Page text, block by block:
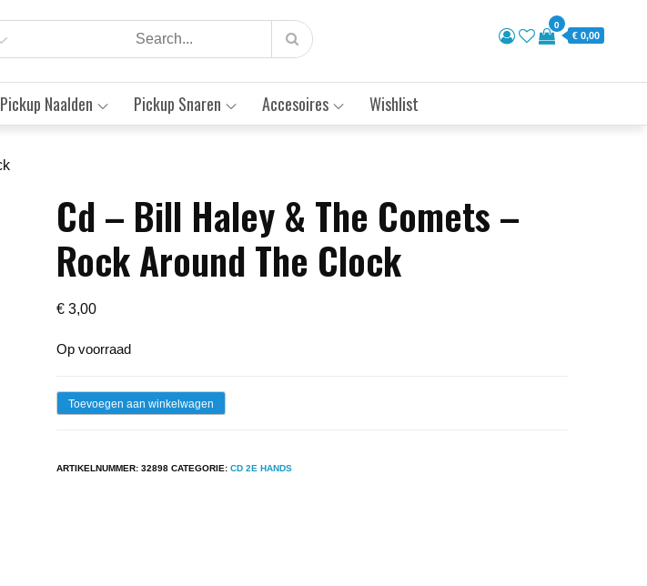
0
€ 0,00
Pickup Naalden Pickup Snaren Accesoires Wishlist
Cd – Bill Haley & The Comets –
Rock Around The Clock
€ 3,00
Op voorraad
CdToevoegen aan winkelwagen
ARTIKELNUMMER:32898 CATEGORIE:CD 2E HANDS